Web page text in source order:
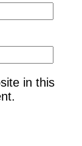
in this